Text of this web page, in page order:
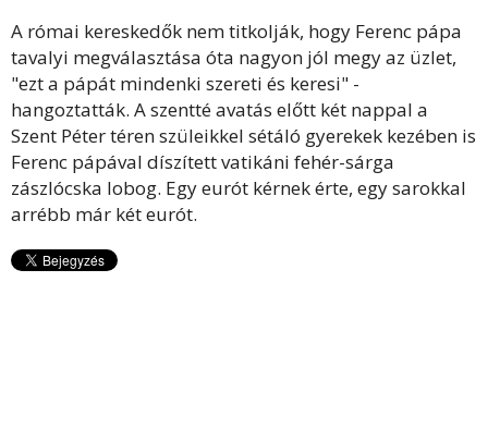
A római kereskedők nem titkolják, hogy Ferenc pápa
tavalyi megválasztása óta nagyon jól megy az üzlet,
"ezt a pápát mindenki szereti és keresi" -
hangoztatták. A szentté avatás előtt két nappal a
Szent Péter téren szüleikkel sétáló gyerekek kezében is
Ferenc pápával díszített vatikáni fehér-sárga
zászlócska lobog. Egy eurót kérnek érte, egy sarokkal
arrébb már két eurót.